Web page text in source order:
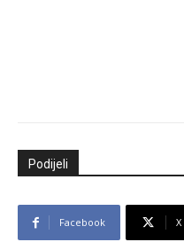
Podijeli
Facebook X